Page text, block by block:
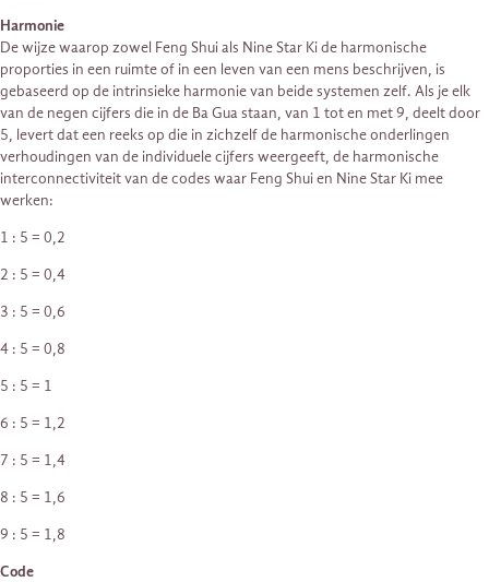
Harmonie
De wijze waarop zowel Feng Shui als Nine Star Ki de harmonische
proporties in een ruimte of in een leven van een mens beschrijven, is
gebaseerd op de intrinsieke harmonie van beide systemen zelf. Als je elk
van de negen cijfers die in de Ba Gua staan, van 1 tot en met 9, deelt door
5, levert dat een reeks op die in zichzelf de harmonische onderlingen
verhoudingen van de individuele cijfers weergeeft, de harmonische
interconnectiviteit van de codes waar Feng Shui en Nine Star Ki mee
werken:
1 : 5 = 0,2
2 : 5 = 0,4
3 : 5 = 0,6
4 : 5 = 0,8
5 : 5 = 1
6 : 5 = 1,2
7 : 5 = 1,4
8 : 5 = 1,6
9 : 5 = 1,8
Code